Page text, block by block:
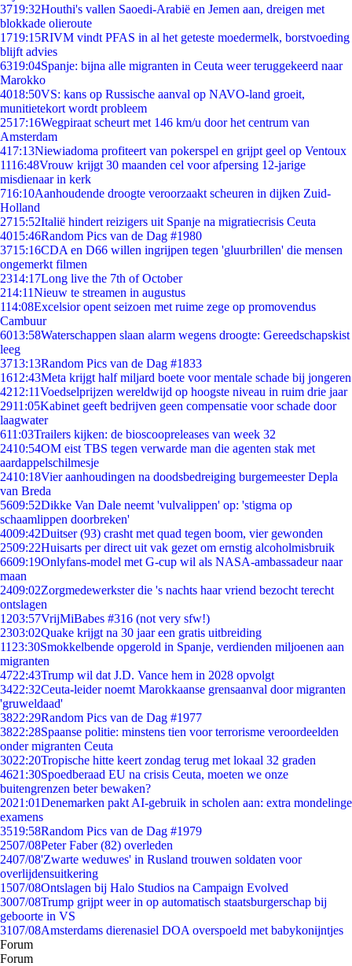
3719:32Houthi's vallen Saoedi-Arabië en Jemen aan, dreigen met
blokkade olieroute
1719:15RIVM vindt PFAS in al het geteste moedermelk, borstvoeding
blijft advies
6319:04Spanje: bijna alle migranten in Ceuta weer teruggekeerd naar
Marokko
4018:50VS: kans op Russische aanval op NAVO-land groeit,
munitietekort wordt probleem
2517:16Wegpiraat scheurt met 146 km/u door het centrum van
Amsterdam
417:13Niewiadoma profiteert van pokerspel en grijpt geel op Ventoux
1116:48Vrouw krijgt 30 maanden cel voor afpersing 12-jarige
misdienaar in kerk
716:10Aanhoudende droogte veroorzaakt scheuren in dijken Zuid-
Holland
2715:52Italië hindert reizigers uit Spanje na migratiecrisis Ceuta
4015:46Random Pics van de Dag #1980
3715:16CDA en D66 willen ingrijpen tegen 'gluurbrillen' die mensen
ongemerkt filmen
2314:17Long live the 7th of October
214:11Nieuw te streamen in augustus
114:08Excelsior opent seizoen met ruime zege op promovendus
Cambuur
6013:58Waterschappen slaan alarm wegens droogte: Gereedschapskist
leeg
3713:13Random Pics van de Dag #1833
1612:43Meta krijgt half miljard boete voor mentale schade bij jongeren
4212:11Voedselprijzen wereldwijd op hoogste niveau in ruim drie jaar
2911:05Kabinet geeft bedrijven geen compensatie voor schade door
laagwater
611:03Trailers kijken: de bioscoopreleases van week 32
2410:54OM eist TBS tegen verwarde man die agenten stak met
aardappelschilmesje
2410:18Vier aanhoudingen na doodsbedreiging burgemeester Depla
van Breda
5609:52Dikke Van Dale neemt 'vulvalippen' op: 'stigma op
schaamlippen doorbreken'
4009:42Duitser (93) crasht met quad tegen boom, vier gewonden
2509:22Huisarts per direct uit vak gezet om ernstig alcoholmisbruik
6609:19Onlyfans-model met G-cup wil als NASA-ambassadeur naar
maan
2409:02Zorgmedewerkster die 's nachts haar vriend bezocht terecht
ontslagen
1203:57VrijMiBabes #316 (not very sfw!)
2303:02Quake krijgt na 30 jaar een gratis uitbreiding
11 23:30Smokkelbende opgerold in Spanje, verdienden miljoenen aan
migranten
4722:43Trump wil dat J.D. Vance hem in 2028 opvolgt
3422:32Ceuta-leider noemt Marokkaanse grensaanval door migranten
'gruweldaad'
3822:29Random Pics van de Dag #1977
3822:28Spaanse politie: minstens tien voor terrorisme veroordeelden
onder migranten Ceuta
3022:20Tropische hitte keert zondag terug met lokaal 32 graden
4621:30Spoedberaad EU na crisis Ceuta, moeten we onze
buitengrenzen beter bewaken?
2021:01Denemarken pakt AI-gebruik in scholen aan: extra mondelinge
examens
3519:58Random Pics van de Dag #1979
2507/08Peter Faber (82) overleden
2407/08'Zwarte weduwes' in Rusland trouwen soldaten voor
overlijdensuitkering
1507/08Ontslagen bij Halo Studios na Campaign Evolved
3007/08Trump grijpt weer in op automatisch staatsburgerschap bij
geboorte in VS
3107/08Amsterdams dierenasiel DOA overspoeld met babykonijntjes
Forum
Forum